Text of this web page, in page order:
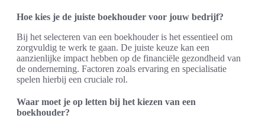
Hoe kies je de juiste boekhouder voor jouw bedrijf?
Bij het selecteren van een boekhouder is het essentieel om
zorgvuldig te werk te gaan. De juiste keuze kan een
aanzienlijke impact hebben op de financiële gezondheid van
de onderneming. Factoren zoals ervaring en specialisatie
spelen hierbij een cruciale rol.
Waar moet je op letten bij het kiezen van een
boekhouder?